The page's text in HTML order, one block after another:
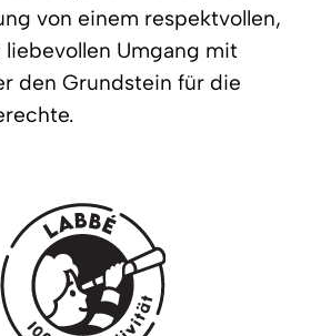
von einem respektvollen,
Umgang mit
den Grundstein für die